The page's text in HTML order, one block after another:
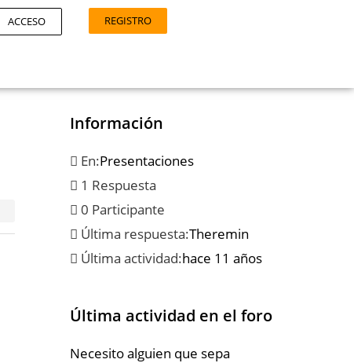
ACCESO REGISTRO
Información
En:Presentaciones
1 Respuesta
0 Participante
Última respuesta:Theremin
Última actividad:hace 11 años
Última actividad en el foro
Necesito alguien que sepa